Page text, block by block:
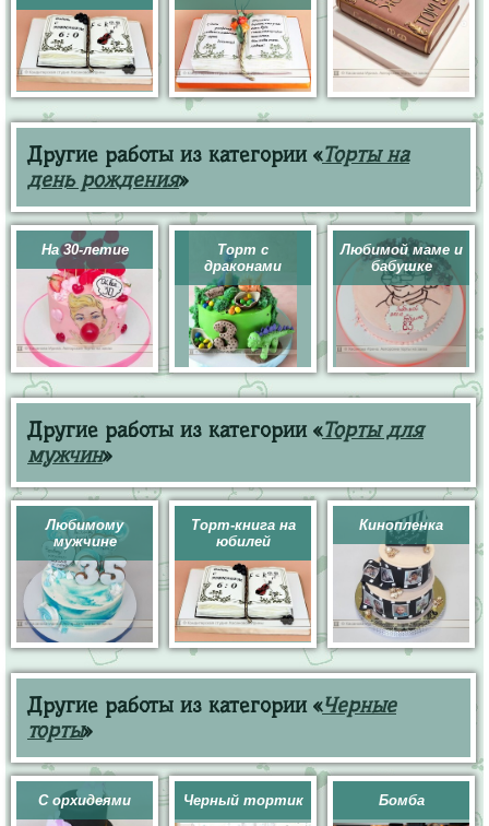
Другие работы из категории «Торты на
день рождения»
На 30-летие
Торт с
драконами
Любимой маме и
бабушке
Другие работы из категории «Торты для
мужчин»
Любимому
мужчине
Торт-книга на
юбилей
Кинопленка
Другие работы из категории «Черные
торты»
С орхидеями Черный тортик Бомба